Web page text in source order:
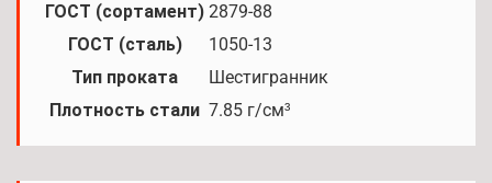
ГОСТ (сортамент) 2879-88
ГОСТ (сталь)
1050-13
Тип проката
Шестигранник
Плотность стали 7.85 г/см³